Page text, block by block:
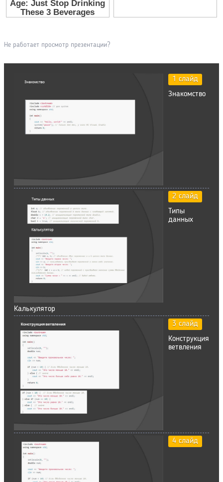
Не работает просмотр презентации?
1 слайд
Знакомство
2 слайд
Типы
данных
Калькулятор
3 слайд
Конструкция
ветвления
4 слайд